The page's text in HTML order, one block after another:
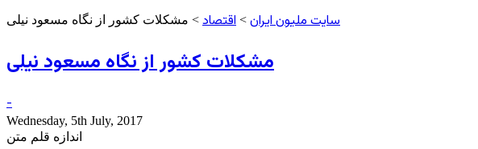
سایت ملیون ایران > اقتصاد > مشکلات کشور از نگاه مسعود نیلی
مشکلات کشور از نگاه مسعود نیلی
-
Wednesday, 5th July, 2017
اندازه قلم متن